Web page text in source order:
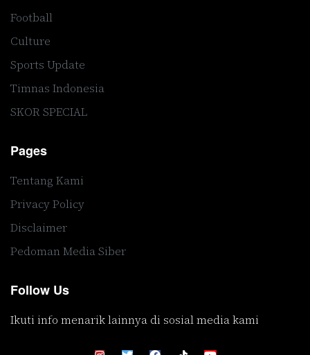
Football
Culture
Sports Update
Timnas Indonesia
SKOR SPECIAL
Pages
Tentang Kami
Privacy Policy
Disclaimer
Pedoman Media Siber
Follow Us
Ikuti info menarik lainnya di sosial media kami